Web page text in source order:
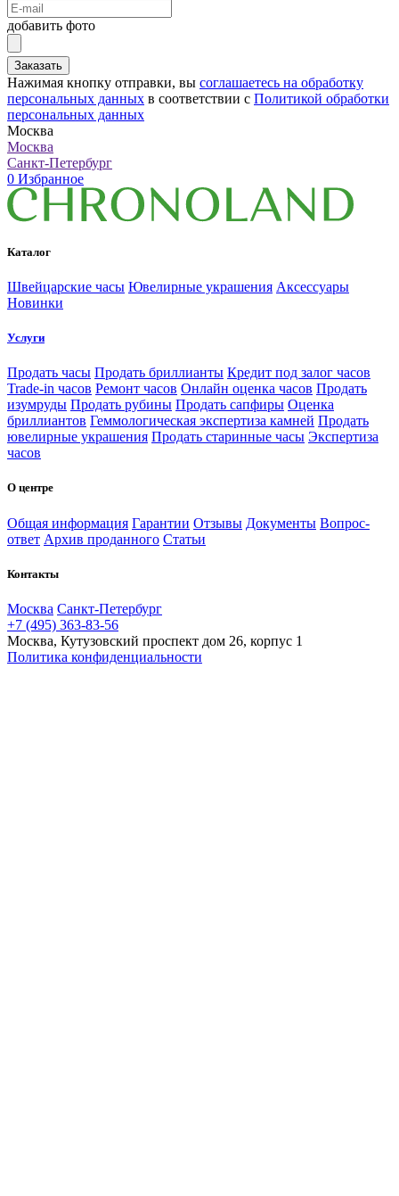
добавить фото
Заказать
Нажимая кнопку отправки, вы соглашаетесь на обработку
персональных данных в соответствии с Политикой обработки
персональных данных
Москва
Москва
Санкт-Петербург
0 Избранное
Каталог
Швейцарские часы Ювелирные украшения Аксессуары
Новинки
Услуги
Продать часы Продать бриллианты Кредит под залог часов
Trade-in часов Ремонт часов Онлайн оценка часов Продать
изумруды Продать рубины Продать сапфиры Оценка
бриллиантов Геммологическая экспертиза камней Продать
ювелирные украшения Продать старинные часы Экспертиза
часов
О центре
Общая информация Гарантии Отзывы Документы Вопрос-
ответ Архив проданного Статьи
Контакты
Москва Санкт-Петербург
+7 (495) 363-83-56
Москва, Кутузовский проспект дом 26, корпус 1
Политика конфиденциальности